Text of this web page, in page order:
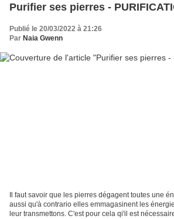
Purifier ses pierres -
Publié le 20/03/2022 à 21:26
Par Naia Gwenn
Il faut savoir que les pierres dégagent toutes une
aussi qu'à contrario elles emmagasinent les
leur transmettons. C'est pour cela qi'il est